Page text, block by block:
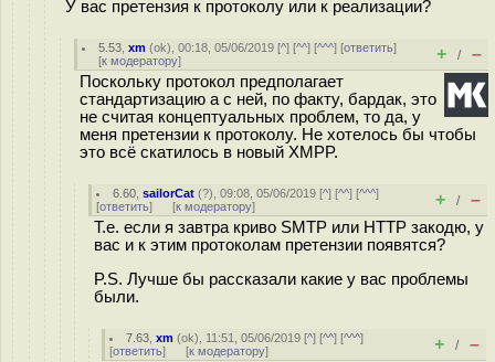
У вас претензия к протоколу или к реализации?
5.53 ,xm (ok), 00:18, 05/06/2019 [^] [^^] [^^^] [ответить]
[к модератору] + / –
Поскольку протокол предполагает
стандартизацию а с ней, по факту, бардак, это
не считая концептуальных проблем, то да, у
меня претензии к протоколу. Не хотелось бы чтобы
это всё скатилось в новый XMPP.
6.60 ,sailorCat (?), 09:08, 05/06/2019 [^] [^^] [^^^]
[ответить] [к модератору] + / –
Т.е. если я завтра криво SMTP или HTTP закодю, у
вас и к этим протоколам претензии появятся?
P.S. Лучше бы рассказали какие у вас проблемы
были.
7.63 ,xm (ok), 11:51, 05/06/2019 [^] [^^] [^^^]
[ответить] [к модератору] + / –